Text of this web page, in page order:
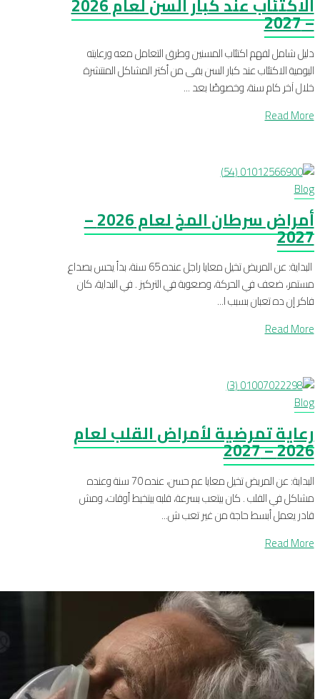
– 2027
دليل شامل لفهم اكتئاب المسنين وطرق التعامل معه ورعايته
اليومية الاكتئاب عند كبار السن بقى من أكتر المشاكل المنتشرة
خلال آخر كام سنة، وخصوصًا بعد ...
Read More
Blog
أمراض سرطان المخ لعام 2026 –
2027
‍ البداية: عن المريض تخيل معايا راجل عنده 65 سنة، بدأ يحس بصداع
مستمر، ضعف في الحركة، وصعوبة في التركيز . في البداية، كان
فاكر إن ده تعبان بسبب ا...
Read More
Blog
رعاية تمرضية لأمراض القلب لعام
2026 – 2027
البداية: عن المريض تخيل معايا عم حسن، عنده 70 سنة وعنده
مشاكل في القلب . كان بيتعب بسرعة، قلبه بيتخبط أوقات، ومش
قادر يعمل أبسط حاجة من غير تعب ش...
Read More